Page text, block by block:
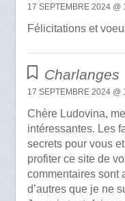
17 SEPTEMBRE 2024 @
Félicitations et
Charlanges
17 SEPTEMBRE 2024 @
Chère Ludovina,
intéressantes. Les
secrets pour vous
profiter ce site de
commentaires sont
d’autres que je ne